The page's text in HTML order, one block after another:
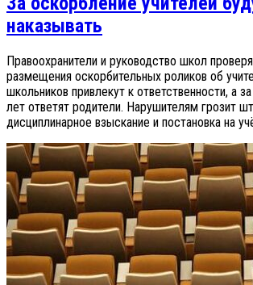
наказывать
Правоохранители и руководство школ
размещения оскорбительных роликов об
школьников привлекут к ответственности, а
лет ответят родители. Нарушителям грозит
дисциплинарное взыскание и постановка на